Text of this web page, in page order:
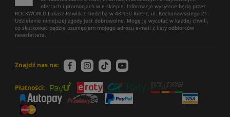
ofertach i promocjach w e-sklepie. Informacje wysyłane będą przez
ROCKWORLD Łukasz Pawlik z siedzibą w 48-130 Kietrz, ul. Kochanowskiego 21.
Udzielenie niniejszej zgody jest dobrowolne. Mogę ją wycofać w każdej chwili,
co skutkować będzie usunięciem mojego adresu e-mail z listy odbiorców
newslettera.
Znajdź nas na:
Płatności: